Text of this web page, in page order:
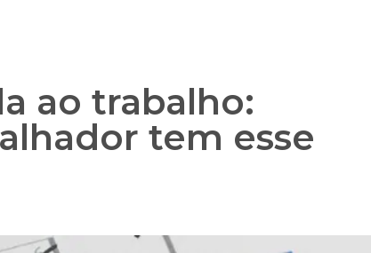
ao trabalho:
tem esse